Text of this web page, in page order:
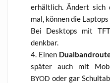
erhält­lich. Ändert sich
mal, kön­nen die
Bei Desk­tops mit
denkbar.
Einen
spä­ter auch mit
BYOD oder gar